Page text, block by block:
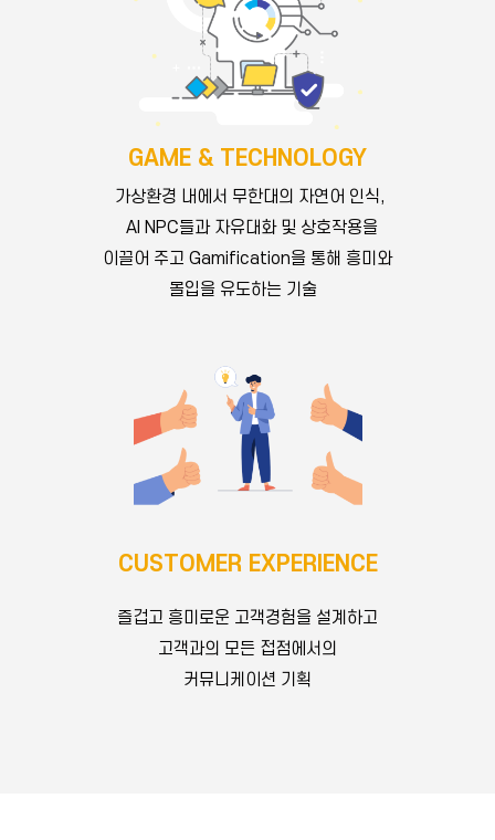
GAME & TECHNOLOGY
가상환경 내에서 무한대의 자연어 인식,
AI NPC들과 자유대화 및 상호작용을
이끌어 주고 Gamification을 통해 흥미와
몰입을 유도하는 기술
Chief Executive Director 지도현
Kidaptive, Global Head of Product 겸 한국법인 대표
NCSOFT, 호두잉글리시 총괄 PD
Carnegie Mellon University, BS. Computer Science /
MS. CAE
CUSTOMER EXPERIENCE
즐겁고 흥미로운 고객경험을 설계하고
고객과의 모든 접점에서의
커뮤니케이션 기획
Chief Marketing Officer 조은수
카카오, 카카오모빌리티 마케팅 팀장/ 이사
연세대학교 경제학과